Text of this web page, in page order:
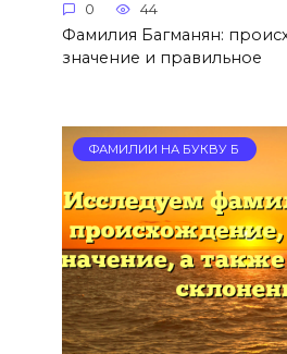
0 44
Фамилия Багманян:
значение и правильное
ФАМИЛИИ НА БУКВУ Б